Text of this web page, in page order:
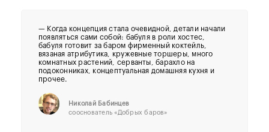
— Когда концепция стала очевидной, детали начали
появляться сами собой: бабуля в роли хостес,
бабуля готовит за баром фирменный коктейль,
вязаная атрибутика, кружевные торшеры, много
комнатных растений, серванты, барахло на
подоконниках, концептуальная домашняя кухня и
прочее.
Николай Бабинцев
сооснователь «Добрых баров»